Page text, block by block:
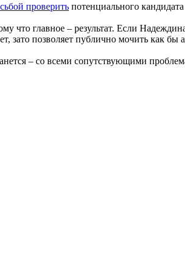
проверить потенциального
что главное – результат. Если
позволяет публично мочить как бы
– со всеми сопутствующими